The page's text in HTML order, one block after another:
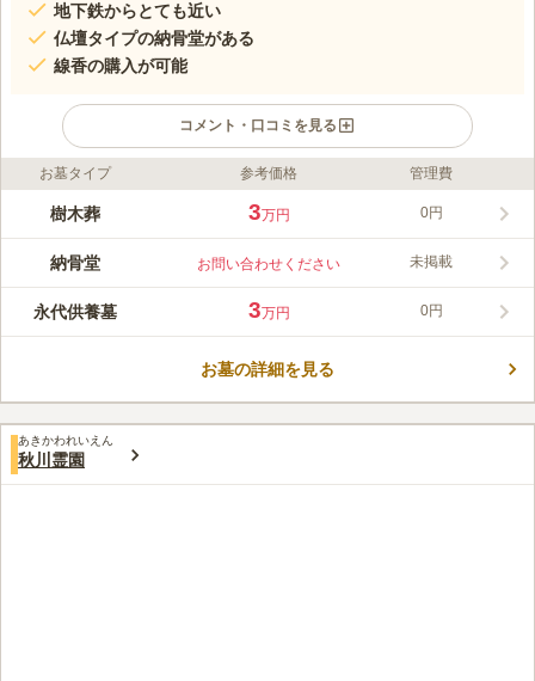
地下鉄からとても近い
仏壇タイプの納骨堂がある
線香の購入が可能
コメント・口コミを見る
ライフドット編集部のコメント
観光名所として有名な神楽坂沿いにある真清浄寺 神楽坂霊廟
しやすいです。町中にある霊園となりますが、にぎやかな雰囲気
はなく落ち着いてお墓参りすることが可能です。屋内の納骨壇と
ることができます。
お墓タイプ 参考価格 管理費
樹木葬 3万円 0円
納骨堂 お問い合わせください 未掲載
永代供養墓 3万円 0円
お墓の詳細を見る
あきかわれいえん
秋川霊園